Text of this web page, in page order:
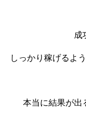
成
しっかり稼げるよ
本当に結果が出